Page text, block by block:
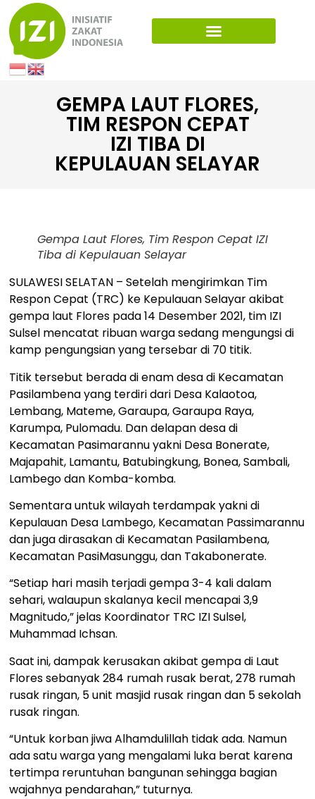
GEMPA LAUT FLORES,
TIM RESPON CEPAT
IZI TIBA DI
KEPULAUAN SELAYAR
Gempa Laut Flores, Tim Respon Cepat IZI
Tiba di Kepulauan Selayar
SULAWESI SELATAN – Setelah mengirimkan Tim
Respon Cepat (TRC) ke Kepulauan Selayar akibat
gempa laut Flores pada 14 Desember 2021, tim IZI
Sulsel mencatat ribuan warga sedang mengungsi di
kamp pengungsian yang tersebar di 70 titik.
Titik tersebut berada di enam desa di Kecamatan
Pasilambena yang terdiri dari Desa Kalaotoa,
Lembang, Mateme, Garaupa, Garaupa Raya,
Karumpa, Pulomadu. Dan delapan desa di
Kecamatan Pasimarannu yakni Desa Bonerate,
Majapahit, Lamantu, Batubingkung, Bonea, Sambali,
Lambego dan Komba-komba.
Sementara untuk wilayah terdampak yakni di
Kepulauan Desa Lambego, Kecamatan Passimarannu
dan juga dirasakan di Kecamatan Pasilambena,
Kecamatan PasiMasunggu, dan Takabonerate.
“Setiap hari masih terjadi gempa 3-4 kali dalam
sehari, walaupun skalanya kecil mencapai 3,9
Magnitudo,” jelas Koordinator TRC IZI Sulsel,
Muhammad Ichsan.
Saat ini, dampak kerusakan akibat gempa di Laut
Flores sebanyak 284 rumah rusak berat, 278 rumah
rusak ringan, 5 unit masjid rusak ringan dan 5 sekolah
rusak ringan.
“Untuk korban jiwa Alhamdulillah tidak ada. Namun
ada satu warga yang mengalami luka berat karena
tertimpa reruntuhan bangunan sehingga bagian
wajahnya pendarahan,” tuturnya.